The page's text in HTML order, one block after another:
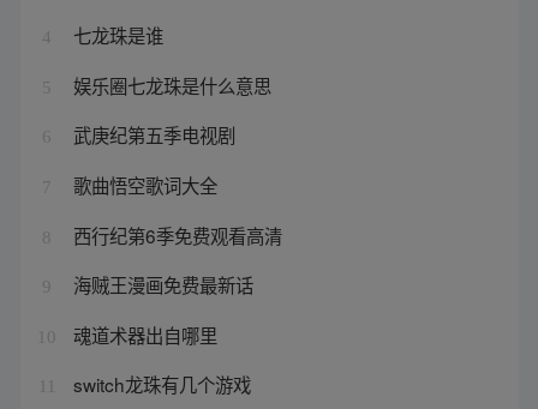
4 七龙珠是谁
5 娱乐圈七龙珠是什么意思
6 武庚纪第五季电视剧
7 歌曲悟空歌词大全
8 西行纪第6季免费观看高清
9 海贼王漫画免费最新话
10 魂道术器出自哪里
switch龙珠有几个游戏